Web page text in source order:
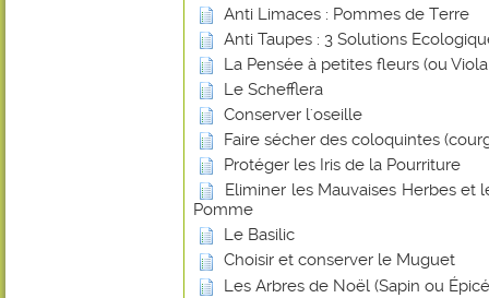
Anti Limaces : Pommes de Terre
Anti Taupes : 3 Solutions
La Pensée à petites fleurs (ou
Le Schefflera
Conserver l'oseille
Faire sécher des coloquintes
Protéger les Iris de la Pourriture
Eliminer les Mauvaises Herbes et
Pomme
Le Basilic
Choisir et conserver le Muguet
Les Arbres de Noël (Sapin ou